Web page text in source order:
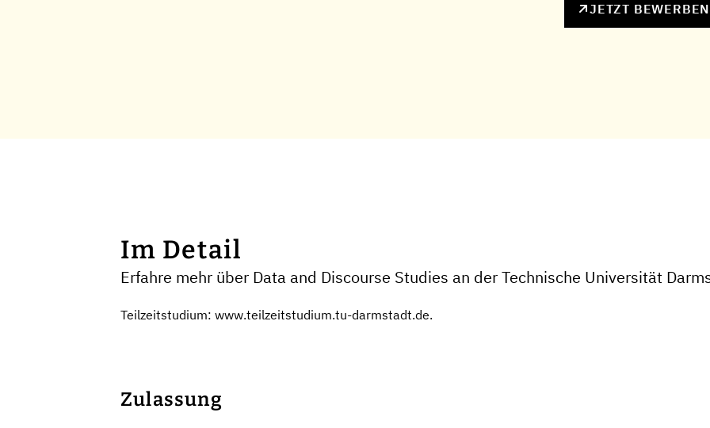
JETZT BEWERBEN
Im Detail
Erfahre mehr über Data and Discourse Studies an der Technische Universität
Teilzeitstudium: www.teilzeitstudium.tu-darmstadt.de.
Zulassung